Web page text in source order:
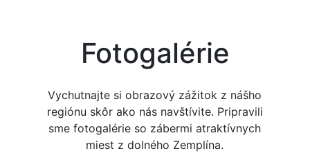
Fotogalérie
Vychutnajte si obrazový zážitok z nášho
regiónu skôr ako nás navštívite. Pripravili
sme fotogalérie so zábermi atraktívnych
miest z dolného Zemplína.